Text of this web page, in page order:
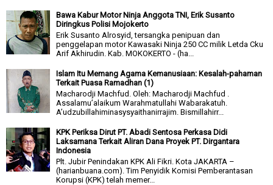
Bawa Kabur Motor Ninja Anggota TNI, Erik Susanto
Diringkus Polisi Mojokerto
Erik Susanto Alrosyid, tersangka penipuan dan
penggelapan motor Kawasaki Ninja 250 CC milik Letda Cku
Arif Akhirudin. Kab. MOKOKERTO - (ha...
Islam Itu Memang Agama Kemanusiaan: Kesalah-pahaman
Terkait Puasa Ramadhan (1)
Macharodji Machfud. Oleh: Macharodji Machfud .
Assalamu’alaikum Warahmatullahi Wabarakatuh.
A’udzubillahiminasysyaithanirrajim. Bismillahirr...
KPK Periksa Dirut PT. Abadi Sentosa Perkasa Didi
Laksamana Terkait Aliran Dana Proyek PT. Dirgantara
Indonesia
Plt. Jubir Penindakan KPK Ali Fikri. Kota JAKARTA –
(harianbuana.com). Tim Penyidik Komisi Pemberantasan
Korupsi (KPK) telah memer...